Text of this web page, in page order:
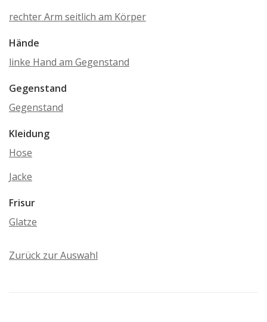
rechter Arm seitlich am Körper
Hände
linke Hand am Gegenstand
Gegenstand
Gegenstand
Kleidung
Hose
Jacke
Frisur
Glatze
Zurück zur Auswahl